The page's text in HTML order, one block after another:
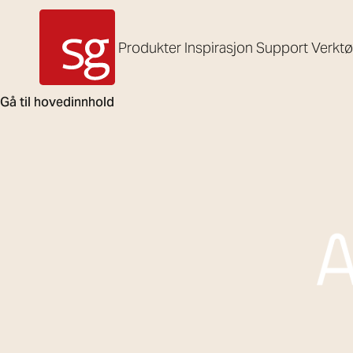
Gå til hovedinnhold
SG Armaturen
Produkter Inspirasjon Support